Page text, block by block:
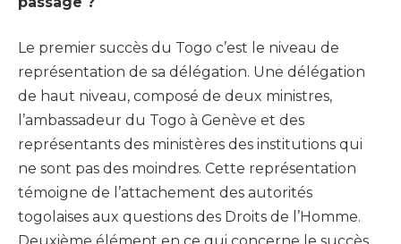
Le premier succès du Togo c’est le niveau de
représentation de sa délégation. Une délégation
de haut niveau, composé de deux ministres,
l’ambassadeur du Togo à Genève et des
représentants des ministères des institutions qui
ne sont pas des moindres. Cette représentation
témoigne de l’attachement des autorités
togolaises aux questions des Droits de l’Homme.